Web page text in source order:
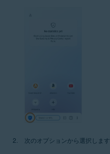
次のオプションから選択します